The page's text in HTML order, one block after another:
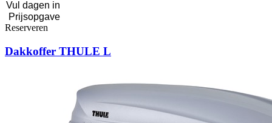
Reserveren
Dakkoffer THULE L